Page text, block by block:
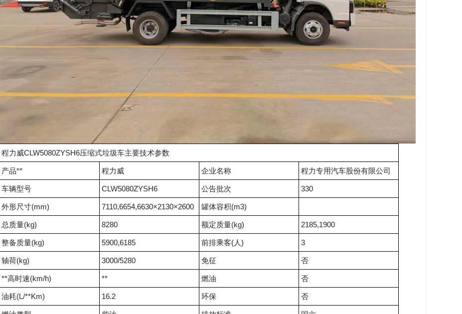
程力威CLW5080ZYSH6压缩式垃圾车主要技术参数
产品** 程力威 企业名称 程力专用汽车股份有限公司
车辆型号 CLW5080ZYSH6 公告批次 330
外形尺寸(mm) 7110,6654,6630×2130×2600 罐体容积(m3)
总质量(kg) 8280 额定质量(kg) 2185,1900
整备质量(kg) 5900,6185 前排乘客(人) 3
轴荷(kg) 3000/5280 免征 否
**高时速(km/h) ** 燃油 否
油耗(L/**Km) 16.2 环保 否